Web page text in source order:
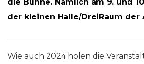
die Bühne. Nämlich am 9. und
der kleinen Halle/DreiRaum der
Wie auch 2024 holen die